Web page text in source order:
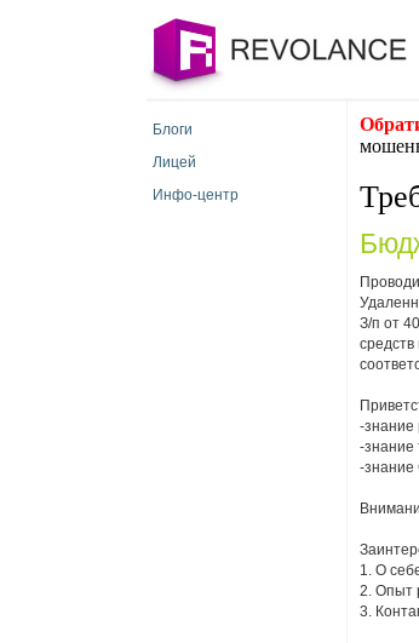
Блоги
Лицей
Инфо-центр
З/п от
-знание
-знание
-знание
1. О
2. Опыт
3.